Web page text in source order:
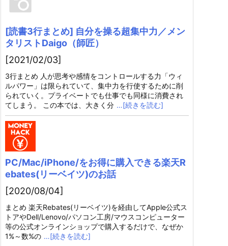
[読書3行まとめ] 自分を操る超集中力／メン
タリストDaigo（師匠）
[2021/02/03]
3行まとめ 人が思考や感情をコントロールする力「ウィ
ルパワー」は限られていて、集中力を行使するために削
られていく。プライベートでも仕事でも同様に消費され
てしまう。 この本では、大きく分 …[続きを読む]
PC/Mac/iPhone/をお得に購入できる楽天R
ebates(リーベイツ)のお話
[2020/08/04]
まとめ 楽天Rebates(リーベイツ)を経由してApple公式ス
トアやDell/Lenovo/パソコン工房/マウスコンピューター
等の公式オンラインショップで購入するだけで、なぜか
1%～数%の …[続きを読む]